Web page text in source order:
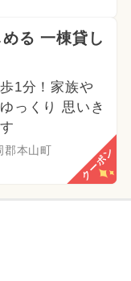
る 一棟貸し
1分！家族や
っくり 思いき
郡本山町 クーポン